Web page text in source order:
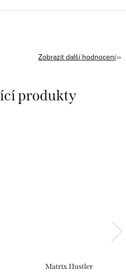
Zobrazit další hodnocení
produkty
Matrix Hustler